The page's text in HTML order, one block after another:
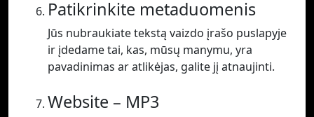
Patikrinkite metaduomenis
Jūs nubraukiate tekstą vaizdo įrašo puslapyje
ir įdedame tai, kas, mūsų manymu, yra
pavadinimas ar atlikėjas, galite jį atnaujinti.
Website – MP3